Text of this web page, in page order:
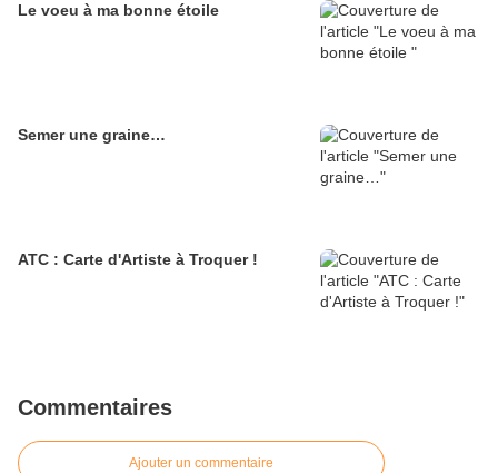
Le voeu à ma bonne étoile
Semer une graine…
ATC : Carte d'Artiste à Troquer !
Commentaires
Ajouter un commentaire